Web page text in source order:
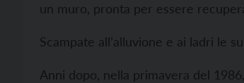
un muro, pronta per essere
Scampate all’alluvione e ai ladri le
Anni dopo, nella primavera del